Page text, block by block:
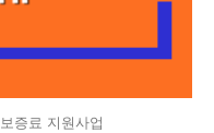
증료 지원사업